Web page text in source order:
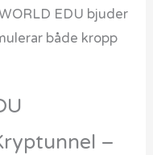
EDU bjuder
både kropp
–